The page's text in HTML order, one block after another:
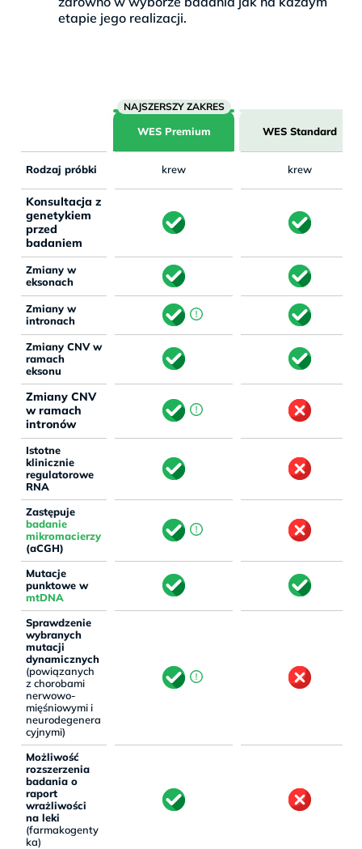
etapie jego realizacji.
WES Premium WES Standard
Rodzaj próbki krew krew
Konsultacja z
genetykiem
przed
badaniem
Zmiany w
eksonach
Zmiany w
intronach
Zmiany CNV w
ramach
eksonu
Zmiany CNV
w ramach
intronów
Istotne
klinicznie
regulatorowe
RNA
Zastępuje
badanie
mikromacierzy
(aCGH)
Mutacje
punktowe w
mtDNA
Sprawdzenie
wybranych
mutacji
dynamicznych
(powiązanych
z chorobami
nerwowo-
mięśniowymi i
neurodegenera
cyjnymi)
Możliwość
rozszerzenia
badania o
raport
wrażliwości
na leki
(farmakogenty
ka)